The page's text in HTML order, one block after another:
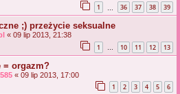
1 36 37 38 39
;) przeżycie seksualne
« 09 lip 2013, 21:38
1 … 10 11 12 13
= orgazm?
« 09 lip 2013, 17:00
1 2 3 4 5 6